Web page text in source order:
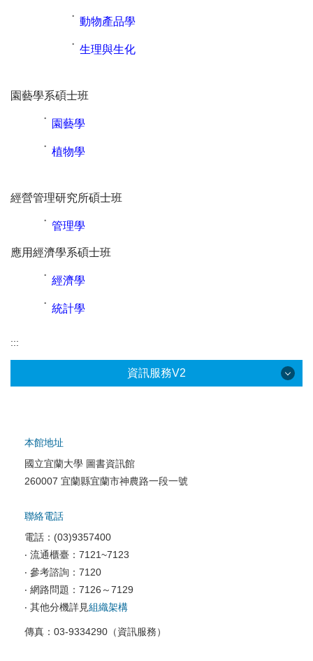
˙ 動物產品學
˙ 生理與生化
園藝學系碩士班
˙ 園藝學
˙ 植物學
經營管理研究所碩士班
˙ 管理學
應用經濟學系碩士班
˙ 經濟學
˙ 統計學
:::
資訊服務V2
校園網路服務
校園資訊安全
電腦教室相關
資訊服務申請
本館地址
國立宜蘭大學 圖書資訊館
260007 宜蘭縣宜蘭市神農路一段一號
聯絡電話
電話：(03)9357400
‧ 流通櫃臺：7121~7123
‧ 參考諮詢：7120
‧ 網路問題：7126～7129
‧ 其他分機詳見組織架構
傳真：03-9334290（資訊服務）